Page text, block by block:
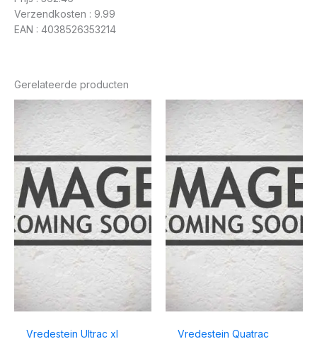
Verzendkosten : 9.99
EAN : 4038526353214
Gerelateerde producten
Vredestein Ultrac xl
Vredestein Quatrac